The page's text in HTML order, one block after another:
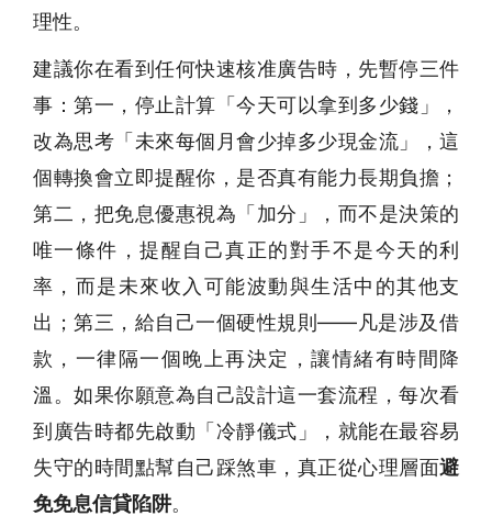
理性。
建議你在看到任何快速核准廣告時，先暫停三件
事：第一，停止計算「今天可以拿到多少錢」，
改為思考「未來每個月會少掉多少現金流」，這
個轉換會立即提醒你，是否真有能力長期負擔；
第二，把免息優惠視為「加分」，而不是決策的
唯一條件，提醒自己真正的對手不是今天的利
率，而是未來收入可能波動與生活中的其他支
出；第三，給自己一個硬性規則——凡是涉及借
款，一律隔一個晚上再決定，讓情緒有時間降
溫。如果你願意為自己設計這一套流程，每次看
到廣告時都先啟動「冷靜儀式」，就能在最容易
失守的時間點幫自己踩煞車，真正從心理層面避
免免息信貸陷阱。